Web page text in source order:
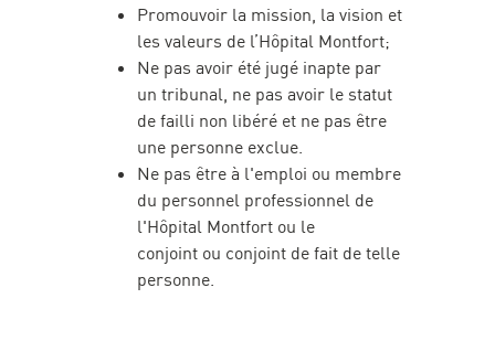
Promouvoir la mission, la vision et
les valeurs de l’Hôpital Montfort;
Ne pas avoir été jugé inapte par
un tribunal, ne pas avoir le statut
de failli non libéré et ne pas être
une personne exclue.
Ne pas être à l'emploi ou membre
du personnel professionnel de
l'Hôpital Montfort ou le
conjoint ou conjoint de fait de telle
personne.